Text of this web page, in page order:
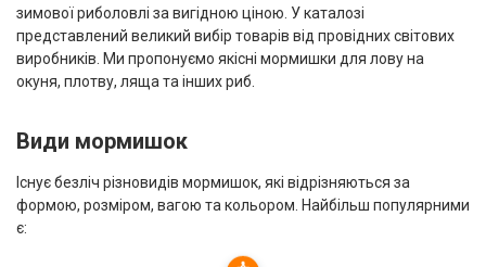
зимової риболовлі за вигідною ціною. У каталозі
представлений великий вибір товарів від провідних світових
виробників. Ми пропонуємо якісні мормишки для лову на
окуня, плотву, ляща та інших риб.
Види мормишок
Існує безліч різновидів мормишок, які відрізняються за
формою, розміром, вагою та кольором. Найбільш популярними
є: